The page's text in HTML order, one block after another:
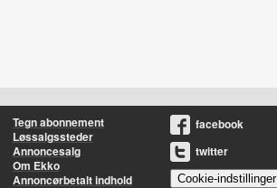
Tegn abonnement
Løssalgssteder
Annoncesalg
Om Ekko
Annoncørbetalt indhold
facebook
twitter
Cookie-indstillinger